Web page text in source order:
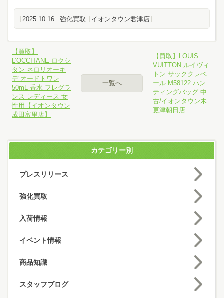
2025.10.16 強化買取 イオンタウン君津店
【買取】
L’OCCITANE ロクシ
タン ネロリオーキ
デ オードトワレ
50mL 香水 フレグラ
ンス レディース 女
性用【イオンタウン
成田富里店】
一覧へ
【買取】LOUIS
VUITTON ルイヴィ
トン サッククレベ
ール M58122 ハン
ティングバッグ 中
古/イオンタウン木
更津朝日店
カテゴリー別
プレスリリース
強化買取
入荷情報
イベント情報
商品知識
スタッフブログ